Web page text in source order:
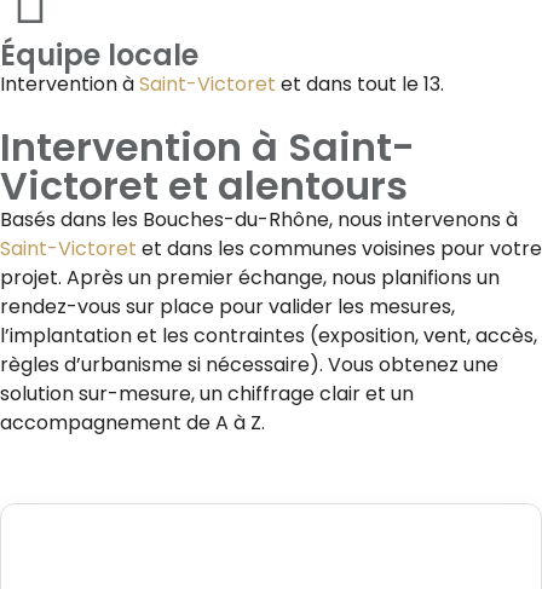
Équipe locale
Intervention àSaint-Victoret et dans tout le 13.
Intervention à Saint-
Victoret et alentours
Basés dans les Bouches-du-Rhône, nous intervenons à
Saint-Victoret et dans les communes voisines pour votre
projet. Après un premier échange, nous planifions un
rendez-vous sur place pour valider les mesures,
l’implantation et les contraintes (exposition, vent, accès,
règles d’urbanisme si nécessaire). Vous obtenez une
solution sur-mesure, un chiffrage clair et un
accompagnement de A à Z.